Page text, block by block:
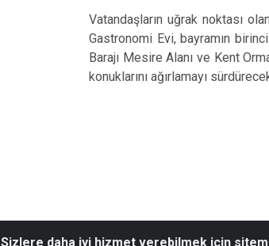
Vatandaşların uğrak noktası
Gastronomi Evi, bayramın
Barajı Mesire Alanı ve Kent
konuklarını ağırlamayı
Sizlere daha iyi hizmet verebilmek için